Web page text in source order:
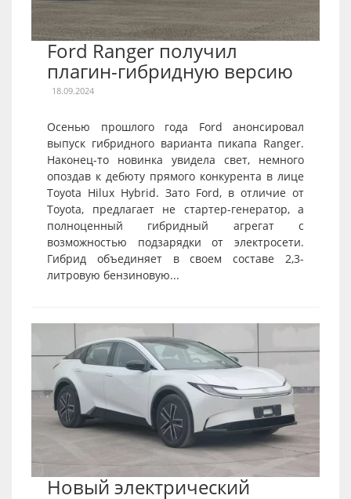
Ford Ranger получил
плагин-гибридную версию
18.09.2024
Осенью прошлого года Ford анонсировал
выпуск гибридного варианта пикапа Ranger.
Наконец-то новинка увидела свет, немного
опоздав к дебюту прямого конкурента в лице
Toyota Hilux Hybrid. Зато Ford, в отличие от
Toyota, предлагает не стартер-генератор, а
полноценный гибридный агрегат с
возможностью подзарядки от электросети.
Гибрид объединяет в своем составе 2,3-
литровую бензиновую...
Новый электрический